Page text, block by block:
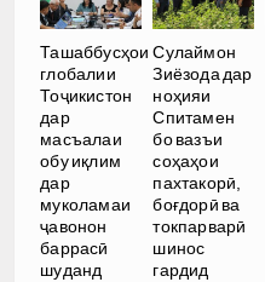
Ташаббусҳои
глобалии
Тоҷикистон
дар
масъалаи
обу иқлим
дар
муколамаи
ҷавонон
баррасӣ
шуданд
Сулаймон
Зиёзода дар
ноҳияи
Спитамен
бо вазъи
соҳаҳои
пахтакорӣ,
боғдорӣ ва
токпарварӣ
шинос
гардид